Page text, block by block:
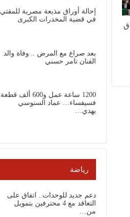
إحالة أوراق مذيعة مصرية للمفتي
في قضية المخدرات الكبرى
بعد صراع مع المرض .. وفاة والد
الفنان تامر حسني
1200 ساعة عمل و600 ألف قطعة
فسيفساء… عماد السنوسي
يهدي…
رياضة
دعم جديد للوحدات.. اتفاق على
التعاقد مع 4 محترفين بتمويل
من…